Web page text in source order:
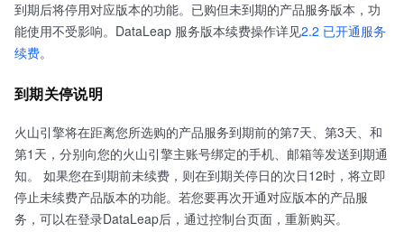
到期后将停用对应版本的功能。已购但未到期的产品服务版本，功
能使用不受影响。DataLeap 服务版本续费操作详见2.2 已开通服务
续费。
到期关停说明
火山引擎将在距离您所选购的产品服务到期前的第7天、第3天、和
第1天，分别向您的火山引擎主账号绑定的手机、邮箱等发送到期通
知。 如果您在到期前未续费，则在到期关停日的次日12时，将立即
停止未续费产品版本的功能。若您要再次开通对应版本的产品服
务，可以在登录DataLeap后，通过控制台页面，重新购买。